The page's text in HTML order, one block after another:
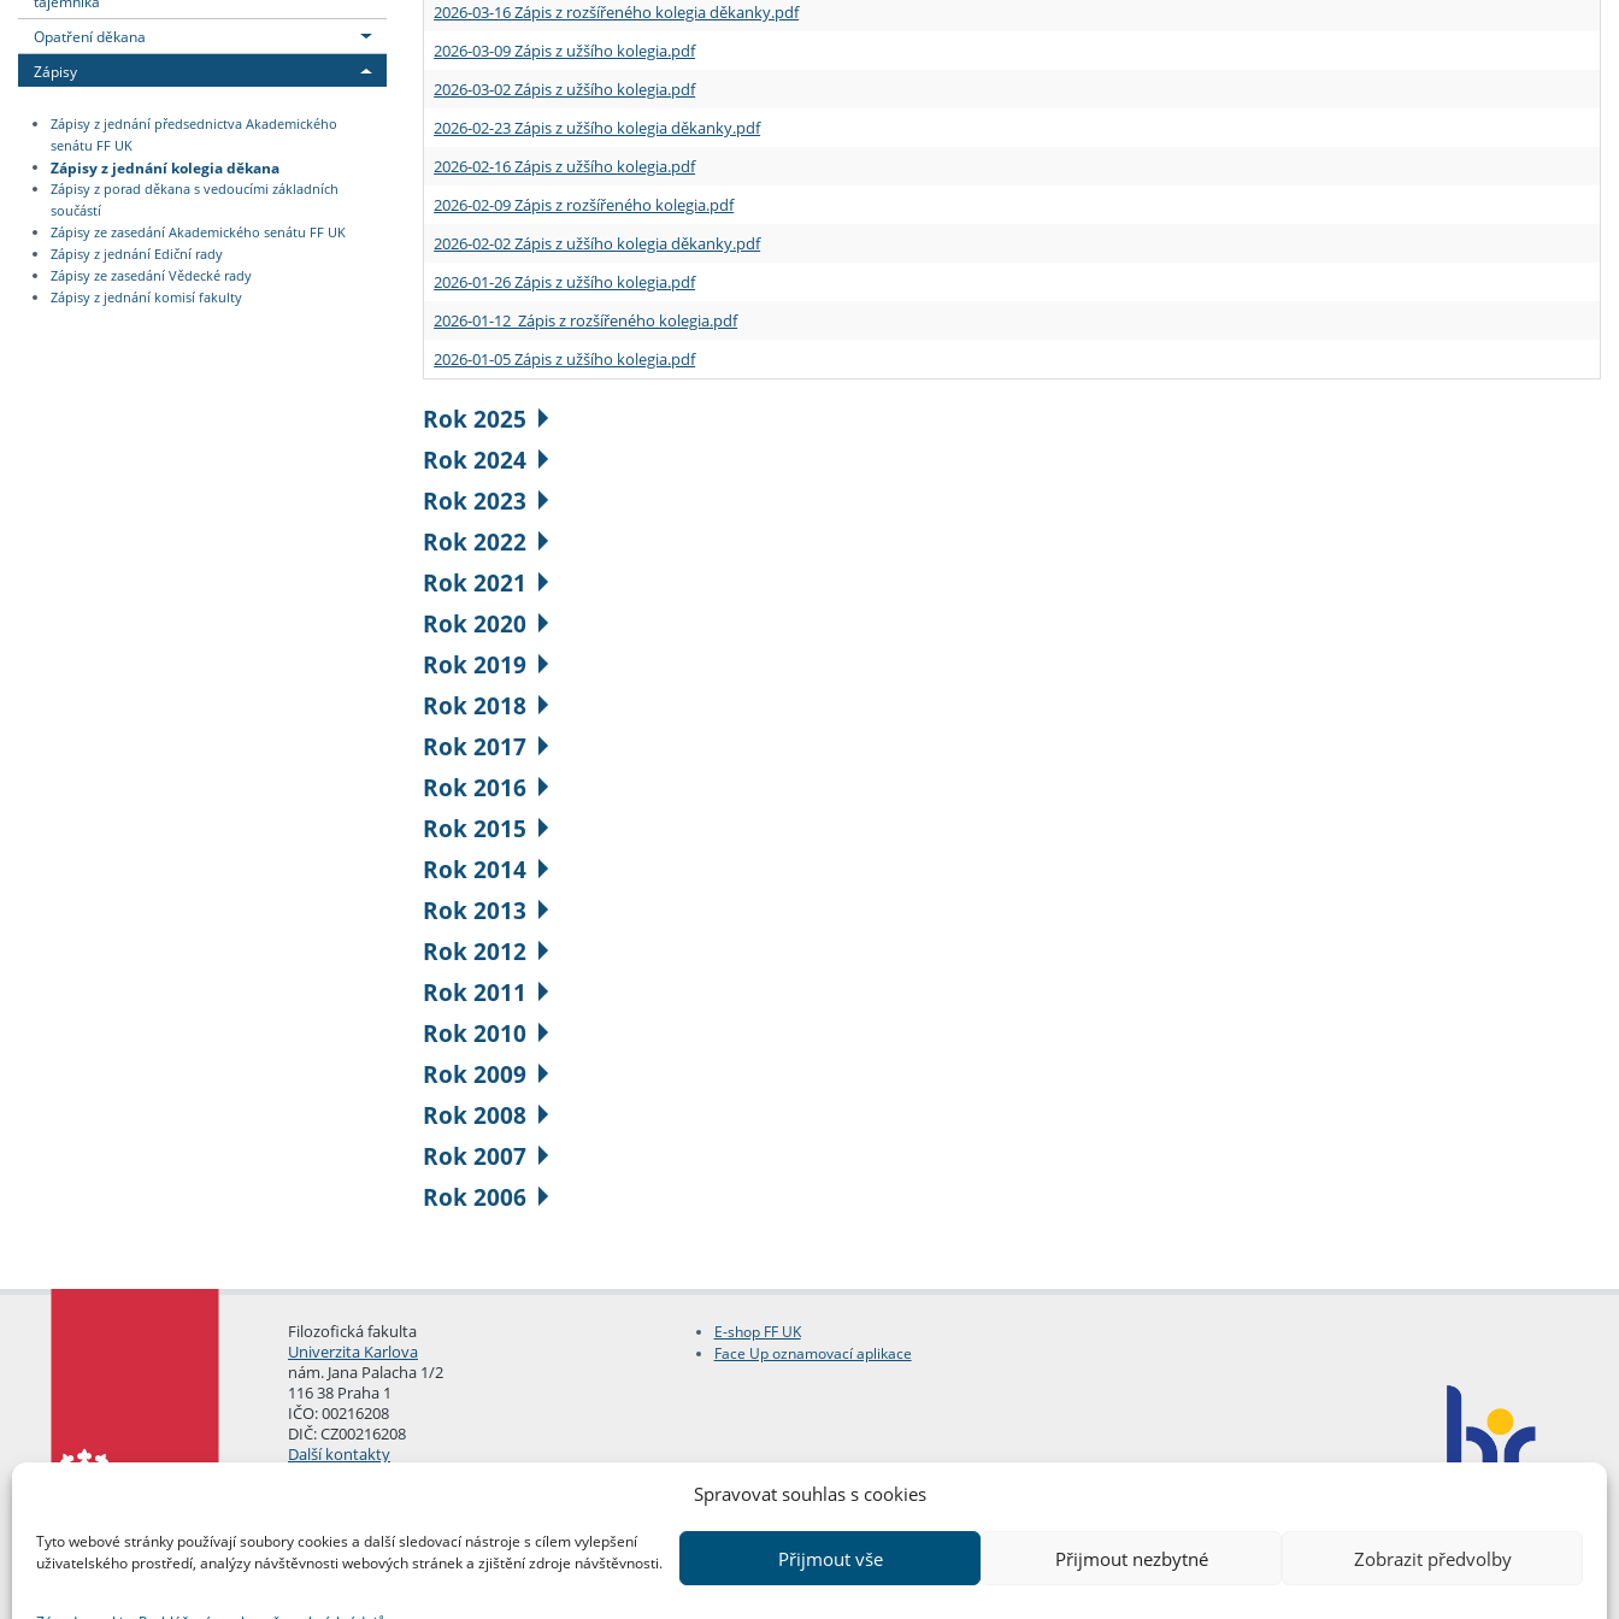
Spravovat souhlas s cookies
Tyto webové stránky používají soubory cookies a další sledovací nástroje s cílem vylepšení
uživatelského prostředí, analýzy návštěvnosti webových stránek a zjištění zdroje návštěvnosti.
Přijmout vše Přijmout nezbytné Zobrazit předvolby
Opatření děkana
Zápisy
Zápisy z jednání předsednictva Akademického
senátu FF UK
Zápisy z jednání kolegia děkana
Zápisy z porad děkana s vedoucími základních
součástí
Zápisy ze zasedání Akademického senátu FF UK
Zápisy z jednání Ediční rady
Zápisy ze zasedání Vědecké rady
Zápisy z jednání komisí fakulty
2026-03-16 Zápis z rozšířeného kolegia děkanky.pdf
2026-03-09 Zápis z užšího kolegia.pdf
2026-03-02 Zápis z užšího kolegia.pdf
2026-02-23 Zápis z užšího kolegia děkanky.pdf
2026-02-16 Zápis z užšího kolegia.pdf
2026-02-09 Zápis z rozšířeného kolegia.pdf
2026-02-02 Zápis z užšího kolegia děkanky.pdf
2026-01-26 Zápis z užšího kolegia.pdf
2026-01-12 Zápis z rozšířeného kolegia.pdf
2026-01-05 Zápis z užšího kolegia.pdf
Rok 2025
Rok 2024
Rok 2023
Rok 2022
Rok 2021
Rok 2020
Rok 2019
Rok 2018
Rok 2017
Rok 2016
Rok 2015
Rok 2014
Rok 2013
Rok 2012
Rok 2011
Rok 2010
Rok 2009
Rok 2008
Rok 2007
Rok 2006
Filozofická fakulta
Univerzita Karlova
nám. Jana Palacha 1/2
116 38 Praha 1
IČO: 00216208
DIČ: CZ00216208
Další kontakty
E-shop FF UK
Face Up oznamovací aplikace